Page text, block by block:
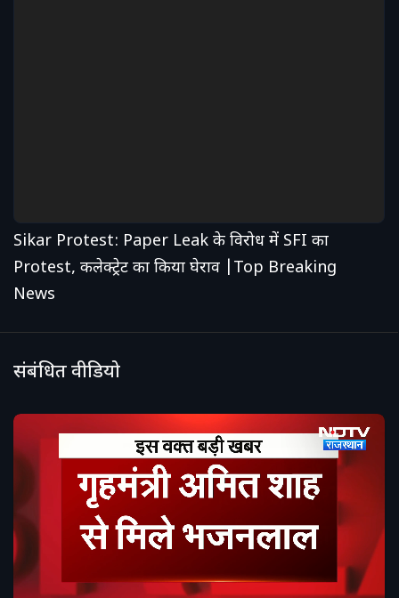
Sikar Protest: Paper Leak के विरोध में SFI का
Protest, कलेक्ट्रेट का किया घेराव |Top Breaking
News
संबंधित वीडियो